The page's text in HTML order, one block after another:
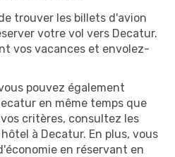
trouver les billets d'avion
votre vol vers Decatur.
vos vacances et envolez-
pouvez également
en même temps que
critères, consultez les
à Decatur. En plus, vous
en réservant en